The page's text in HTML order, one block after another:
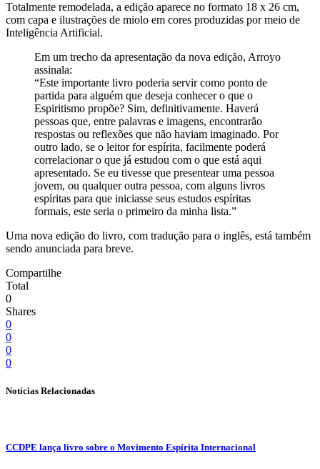
Totalmente remodelada, a edição aparece no formato 18 x 26 cm,
com capa e ilustrações de miolo em cores produzidas por meio de
Inteligência Artificial.
Em um trecho da apresentação da nova edição, Arroyo
assinala:
“Este importante livro poderia servir como ponto de
partida para alguém que deseja conhecer o que o
Espiritismo propõe? Sim, definitivamente. Haverá
pessoas que, entre palavras e imagens, encontrarão
respostas ou reflexões que não haviam imaginado. Por
outro lado, se o leitor for espírita, facilmente poderá
correlacionar o que já estudou com o que está aqui
apresentado. Se eu tivesse que presentear uma pessoa
jovem, ou qualquer outra pessoa, com alguns livros
espíritas para que iniciasse seus estudos espíritas
formais, este seria o primeiro da minha lista.”
Uma nova edição do livro, com tradução para o inglês, está também
sendo anunciada para breve.
Compartilhe
Total
0
Shares
0
0
0
0
Notícias Relacionadas
CCDPE lança livro sobre o Movimento Espírita Internacional